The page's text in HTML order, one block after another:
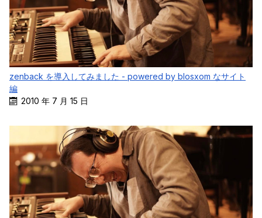
zenback を導入してみました - powered by blosxom なサイト
編
2010 年 7 月 15 日